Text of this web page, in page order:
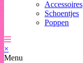
Accessoires
Schoentjes
Poppen
×
Menu